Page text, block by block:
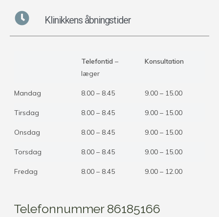
Klinikkens åbningstider
Telefontid –
læger
Konsultation
Mandag 8.00 – 8.45 9.00 – 15.00
Tirsdag 8.00 – 8.45 9.00 – 15.00
Onsdag 8.00 – 8.45 9.00 – 15.00
Torsdag 8.00 – 8.45 9.00 – 15.00
Fredag 8.00 – 8.45 9.00 – 12.00
Telefonnummer 86185166